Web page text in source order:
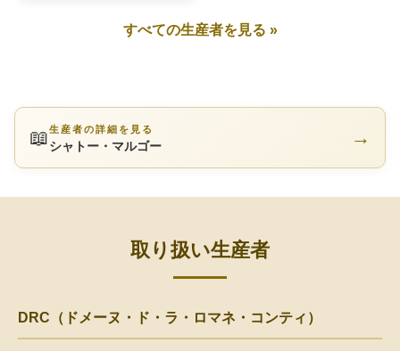
すべての生産者を見る »
📖生産者の詳細を見る
シャトー・マルゴー →
取り扱い生産者
DRC（ドメーヌ・ド・ラ・ロマネ・コンティ）